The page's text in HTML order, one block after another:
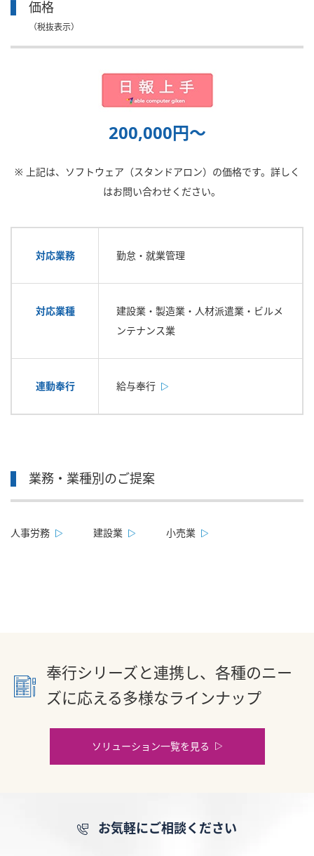
価格
（税抜表示）
200,000円〜
※ 上記は、ソフトウェア（スタンドアロン）の価格です。詳しく
はお問い合わせください。
対応業務 勤怠・就業管理
対応業種
建設業・製造業・人材派遣業・ビルメ
ンテナンス業
連動奉行 給与奉行
業務・業種別のご提案
人事労務 建設業 小売業
奉行シリーズと連携し、各種のニー
ズに応える多様なラインナップ
ソリューション一覧を見る
お気軽にご相談ください